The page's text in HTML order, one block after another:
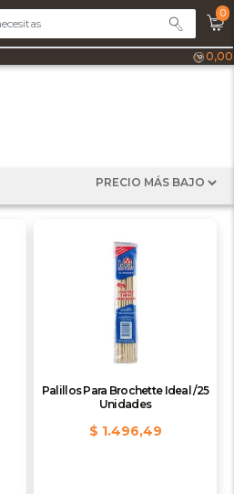
0
0,00
Palillos Para Brochette Ideal /25
Unidades
$ 1.496,49